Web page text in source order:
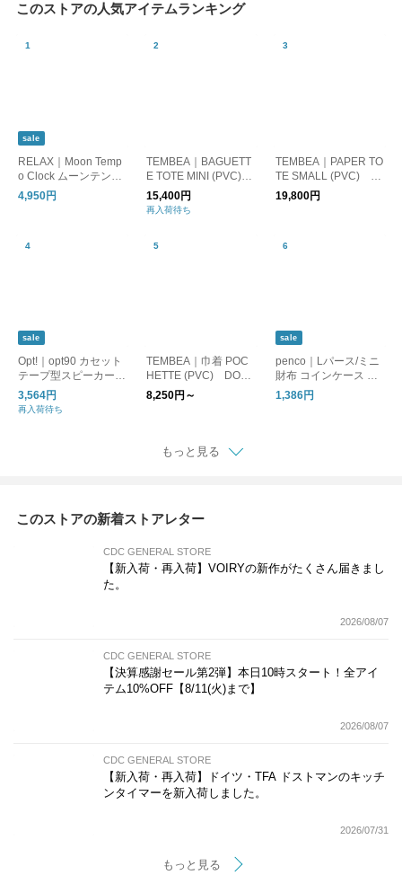
このストアの人気アイテムランキング
sale
RELAX｜Moon Temp
o Clock ムーンテンポ
クロック/置時計 目覚
まし時計
4,950円
TEMBEA｜BAGUETT
E TOTE MINI (PVC)
DOG-1/トートバッグ
犬
15,400円
再入荷待ち
TEMBEA｜PAPER TO
TE SMALL (PVC) D
OG-1/トートバッグ 犬
19,800円
sale
Opt!｜opt90 カセット
テープ型スピーカー/B
luetooth
3,564円
再入荷待ち
TEMBEA｜巾着 POC
HETTE (PVC) DOG-
1/ポシェット/巾着 バ
ッグ 犬
8,250円～
sale
penco｜Lパース/ミニ
財布 コインケース カ
ードケース
1,386円
もっと見る
このストアの新着ストアレター
CDC GENERAL STORE
【新入荷・再入荷】VOIRYの新作がたくさん届きまし
た。
2026/08/07
CDC GENERAL STORE
【決算感謝セール第2弾】本日10時スタート！全アイ
テム10%OFF【8/11(火)まで】
2026/08/07
CDC GENERAL STORE
【新入荷・再入荷】ドイツ・TFA ドストマンのキッチ
ンタイマーを新入荷しました。
2026/07/31
もっと見る